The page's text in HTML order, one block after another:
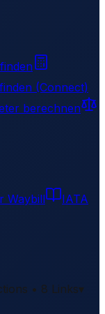
(Connect)
berechnen
Waybill IATA
• 8 Links▾